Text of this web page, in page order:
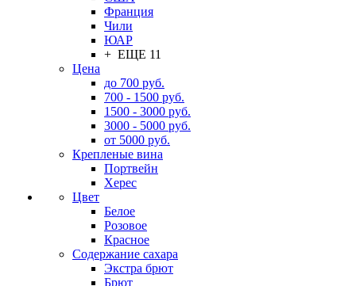
Франция
Чили
ЮАР
+ ЕЩЕ 11
Цена
до 700 руб.
700 - 1500 руб.
1500 - 3000 руб.
3000 - 5000 руб.
от 5000 руб.
Крепленые вина
Портвейн
Херес
Цвет
Белое
Розовое
Красное
Содержание сахара
Экстра брют
Брют